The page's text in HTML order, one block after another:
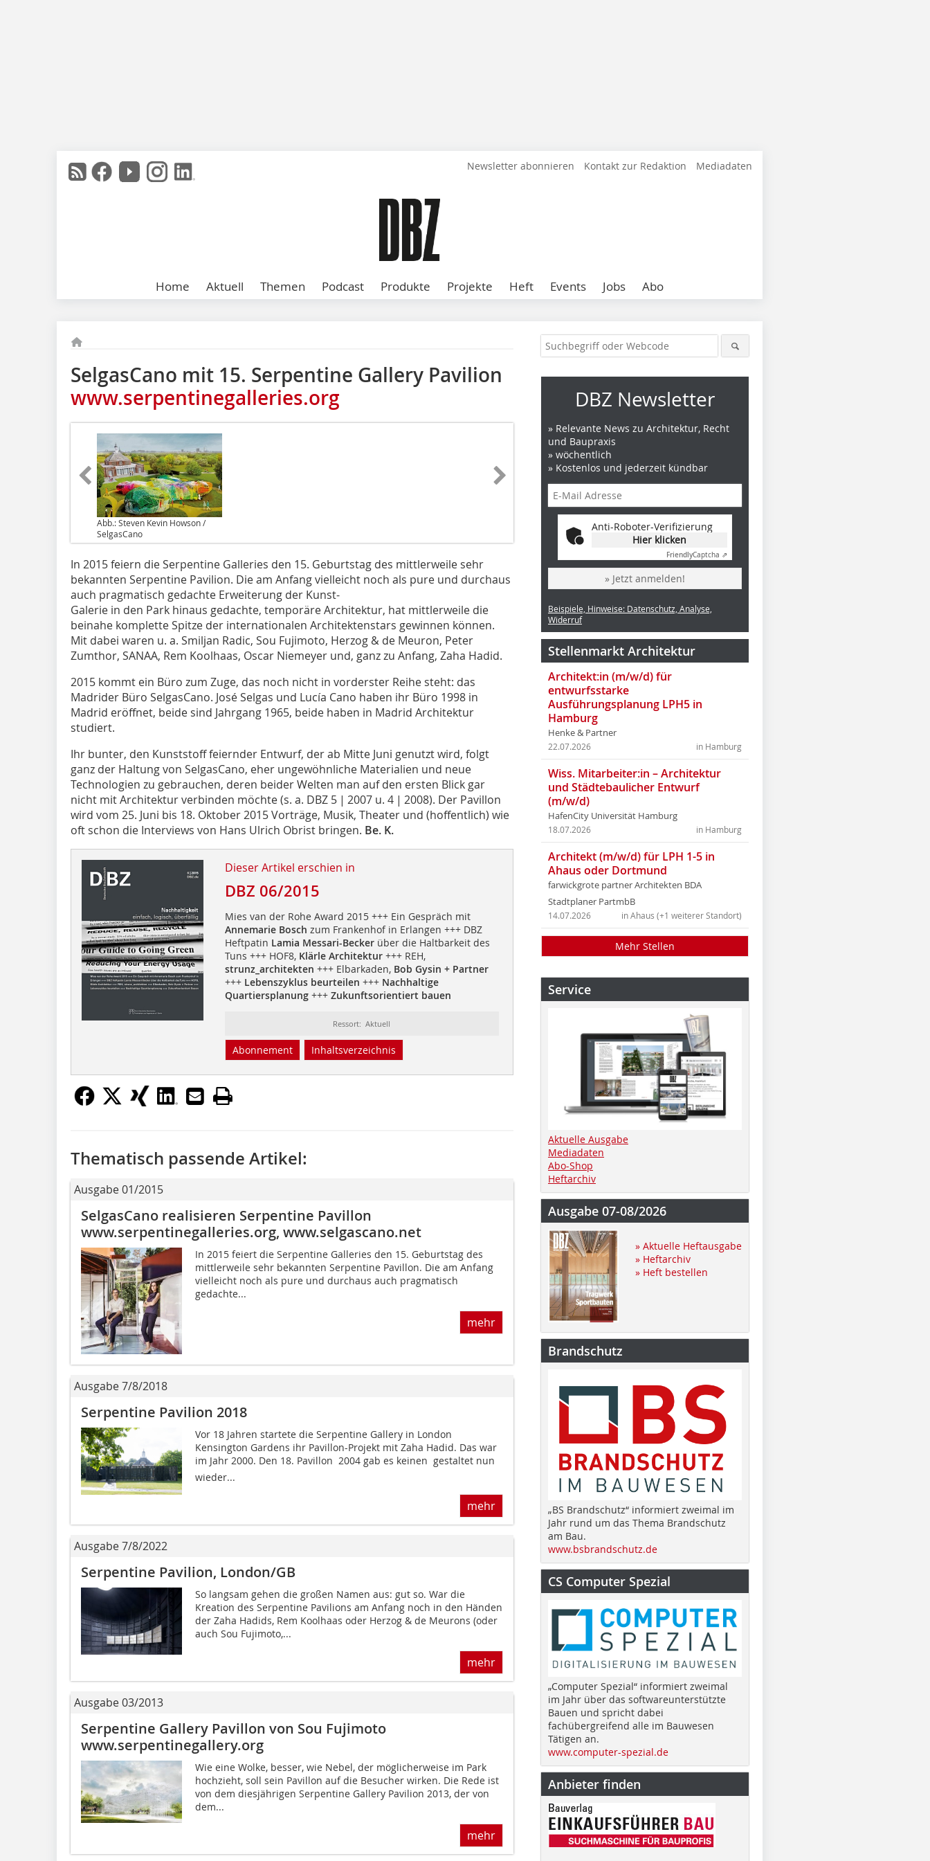
Newsletter abonnieren Kontakt zur Redaktion Mediadaten
Home Aktuell Themen Podcast Produkte Projekte Heft Events Jobs Abo
SelgasCano mit 15. Serpentine Gallery Pavilion
www.serpentinegalleries.org
Abb.: Steven Kevin Howson /
SelgasCano
In 2015 feiern die Serpentine Galleries den 15. Geburtstag des mittlerweile sehr
bekannten Serpentine Pavilion. Die am Anfang vielleicht noch als pure und durchaus
auch pragmatisch gedachte Erweiterung der Kunst-
Galerie in den Park hinaus gedachte, temporäre Architektur, hat mittlerweile die
beinahe komplette Spitze der internationalen Architektenstars gewinnen können.
Mit dabei waren u. a. Smiljan Radic, Sou Fujimoto, Herzog & de Meuron, Peter
Zumthor, SANAA, Rem Koolhaas, Oscar Niemeyer und, ganz zu Anfang, Zaha Hadid.
2015 kommt ein Büro zum Zuge, das noch nicht in vorderster Reihe steht: das
Madrider Büro SelgasCano. José Selgas und Lucía Cano haben ihr Büro 1998 in
Madrid eröffnet, beide sind Jahrgang 1965, beide haben in Madrid Architektur
studiert.
Ihr bunter, den Kunststoff feiernder Entwurf, der ab Mitte Juni genutzt wird, folgt
ganz der Haltung von SelgasCano, eher ungewöhnliche Materialien und neue
Technologien zu gebrauchen, deren beider Welten man auf den ersten Blick gar
nicht mit Architektur verbinden möchte (s. a. DBZ 5 | 2007 u. 4 | 2008). Der Pavillon
wird vom 25. Juni bis 18. Oktober 2015 Vorträge, Musik, Theater und (hoffentlich) wie
oft schon die Interviews von Hans Ulrich Obrist bringen. Be. K.
Dieser Artikel erschien in
DBZ 06/2015
Mies van der Rohe Award 2015 +++ Ein Gespräch mit
Annemarie Bosch zum Frankenhof in Erlangen +++ DBZ
Heftpatin Lamia Messari-Beckerüber die Haltbarkeit des
Tuns +++ HOF8, Klärle Architektur+++ REH,
strunz_architekten +++ Elbarkaden, Bob Gysin + Partner
+++ Lebenszyklus beurteilen +++ Nachhaltige
Quartiersplanung+++ Zukunftsorientiert bauen
Ressort: Aktuell
Abonnement Inhaltsverzeichnis
Thematisch passende Artikel:
Ausgabe 01/2015
SelgasCano realisieren Serpentine Pavillon
www.serpentinegalleries.org, www.selgascano.net
In 2015 feiert die Serpentine Galleries den 15. Geburtstag des
mittlerweile sehr bekannten Serpentine Pavillon. Die am Anfang
vielleicht noch als pure und durchaus auch pragmatisch
gedachte...
mehr
Ausgabe 7/8/2018
Serpentine Pavilion 2018
Vor 18 Jahren startete die Serpentine Gallery in London
Kensington Gardens ihr Pavillon-Projekt mit Zaha Hadid. Das war
im Jahr 2000. Den 18. Pavillon  2004 gab es keinen  gestaltet nun
wieder...
mehr
Ausgabe 7/8/2022
Serpentine Pavilion, London/GB
So langsam gehen die großen Namen aus: gut so. War die
Kreation des Serpentine Pavilions am Anfang noch in den Händen
der Zaha Hadids, Rem Koolhaas oder Herzog & de Meurons (oder
auch Sou Fujimoto,...
mehr
Ausgabe 03/2013
Serpentine Gallery Pavillon von Sou Fujimoto
www.serpentinegallery.org
Wie eine Wolke, besser, wie Nebel, der möglicherweise im Park
hochzieht, soll sein Pavillon auf die Besucher wirken. Die Rede ist
von dem diesjährigen Serpentine Gallery Pavilion 2013, der von
dem...
mehr
DBZ Newsletter
» Relevante News zu Architektur, Recht
und Baupraxis
» wöchentlich
» Kostenlos und jederzeit kündbar
Anti-Roboter-Verifizierung
Hier klicken
FriendlyCaptcha ⇗
» Jetzt anmelden!
Beispiele, Hinweise: Datenschutz, Analyse,
Widerruf
Stellenmarkt Architektur
Architekt:in (m/w/d) für
entwurfsstarke
Ausführungsplanung LPH5 in
Hamburg
Henke & Partner
in Hamburg
22.07.2026
Wiss. Mitarbeiter:in – Architektur
und Städtebaulicher Entwurf
(m/w/d)
HafenCity Universität Hamburg
in Hamburg
18.07.2026
Architekt (m/w/d) für LPH 1-5 in
Ahaus oder Dortmund
farwickgrote partner Architekten BDA
Stadtplaner PartmbB
in Ahaus (+1 weiterer Standort)
14.07.2026
Mehr Stellen
Service
Aktuelle Ausgabe
Mediadaten
Abo-Shop
Heftarchiv
Ausgabe 07-08/2026
» Aktuelle Heftausgabe
» Heftarchiv
» Heft bestellen
Brandschutz
„BS Brandschutz“ informiert zweimal im
Jahr rund um das Thema Brandschutz
am Bau.
www.bsbrandschutz.de
CS Computer Spezial
„Computer Spezial“ informiert zweimal
im Jahr über das softwareunterstützte
Bauen und spricht dabei
fachübergreifend alle im Bauwesen
Tätigen an.
www.computer-spezial.de
Anbieter finden